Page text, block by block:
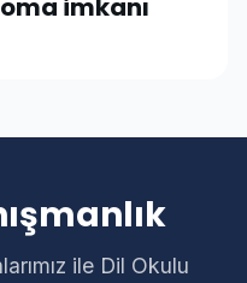
imkanı
ile Dil Okulu